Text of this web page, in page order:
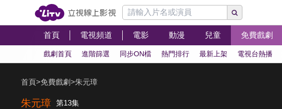
首頁 電視頻道 電影 動漫 兒童 免費戲劇
戲劇首頁 進階篩選 同步ON檔 熱門排行 最新上架 電視台熱播
首頁>免費戲劇>朱元璋
朱元璋 第13集